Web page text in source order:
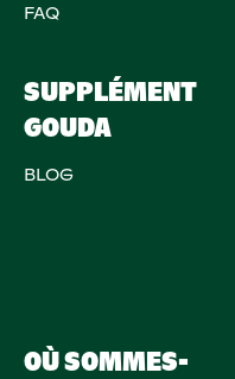
FAQ
SUPPLÉMENT
GOUDA
BLOG
OÙ SOMMES-